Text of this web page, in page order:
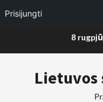
Prisijungti
8
Lietuvos